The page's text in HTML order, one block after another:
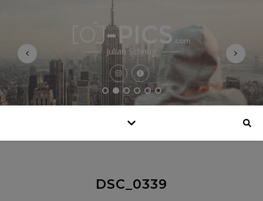
Julian Schnug
DSC_0339